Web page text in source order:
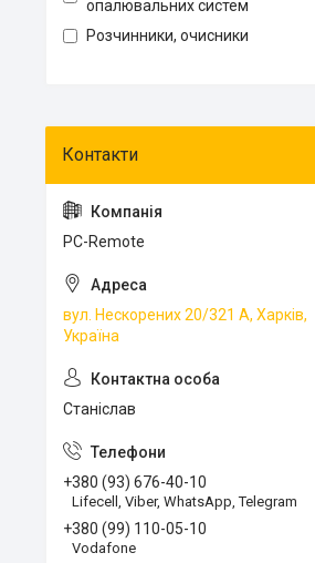
опалювальних систем
Розчинники, очисники
PC-Remote
вул. Нескорених 20/321 А, Харків,
Україна
Станіслав
+380 (93) 676-40-10
Lifecell, Viber, WhatsApp, Telegram
+380 (99) 110-05-10
Vodafone